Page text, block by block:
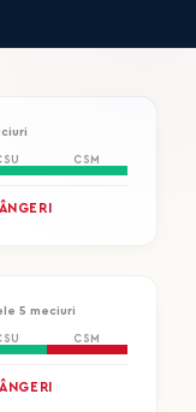
CSM
5 meciuri
CSM